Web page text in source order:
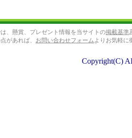
、懸賞、プレゼント情報を当サイトの掲載基準
があれば、 お問い合わせフォームよりお気軽に
Copyright(C)